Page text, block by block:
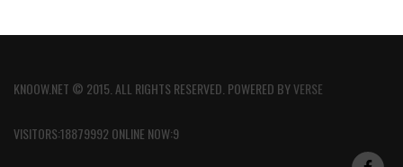
KNOOW.NET © 2015. ALL RIGHTS RESERVED. POWERED BYVERSE
VISITORS:18879992 ONLINE NOW:9